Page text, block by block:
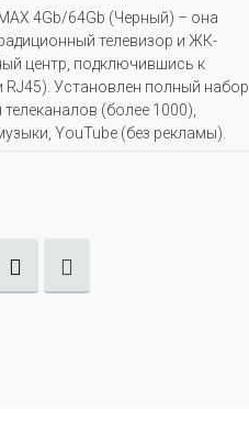
4Gb/64Gb (Черный) – она
телевизор и ЖК-
центр, подключившись к
RJ45). Установлен полный набор
(более 1000),
YouTube (без рекламы).